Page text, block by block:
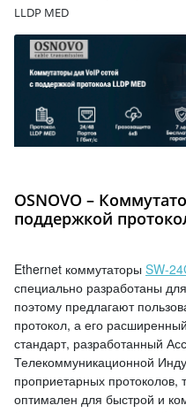
LLDP MED
OSNOVO –
поддержкой
Ethernet коммутаторы SW-
специально разработаны
поэтому предлагают
протокол, а его
стандарт, разработанный
Телекоммуникационной
проприетарных протоколов,
оптимален для быстрой и